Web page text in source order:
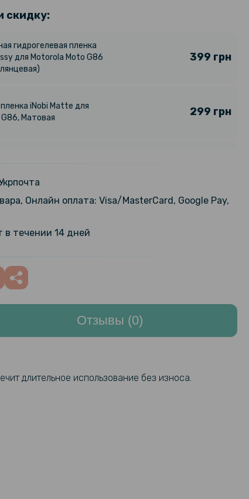
скидку:
гидрогелевая пленка
для Motorola Moto G86
399 грн
iNobi Matte для
Матовая
299 грн
на заднюю панель,
Epik iFace Retro Leather для
гидрогелевая пленка
Motorola Moto G86,
гидрогелевая пленка
199 грн
Privacy Full Screen для
203 грн
Онлайн оплата: Visa/MasterCard, Google Pay,
в течении 14 дней
Отзывы (0)
длительное использование без износа.